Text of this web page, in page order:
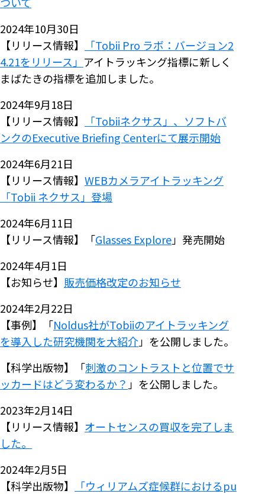
2024年10月30日
【リリース情報】
「Tobii Pro ラボ：バージョン2
4.21をリリース」 アイトラッキング指標に新しく
まばたきの指標を追加しました。
2024年9月18日
【リリース情報】
「Tobiiネクサス」、ソフトバ
ンクのExecutive Briefing Centerにて展示開始
2024年6月21日
【リリース情報】 WEBカメラアイトラッキング
「Tobii ネクサス」登場
2024年6月11日
【リリース情報】「Glasses Explore」発売開始
2024年4月1日
【お知らせ】 販売価格改定のお知らせ
2024年2月22日
【事例】「Noldus社がTobiiのアイトラッキング
を導入した研究機関を大紹介」を公開しました。
【科学出版物】「刺激のコントラストと位置でサ
ッカードはどう変わるか？ 」を公開しました。
2023年2月14日
【リリース情報】 オートセンスの買収を完了しま
した。
2024年2月5日
【科学出版物】
「ウィリアムズ症候群におけるpu